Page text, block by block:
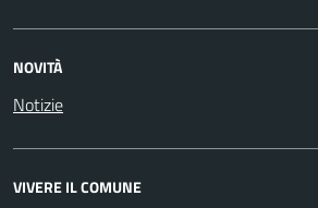
NOVITÀ
Notizie
VIVERE IL COMUNE